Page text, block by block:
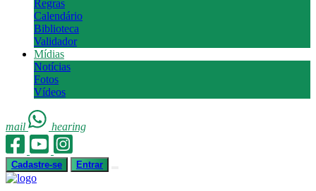
Regras
Calendário
Biblioteca
Validador
Mídias
Notícias
Fotos
Vídeos
mail hearing
Cadastre-se Entrar